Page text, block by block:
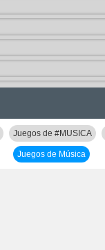
Juegos de #MUSICA
Juegos de Música